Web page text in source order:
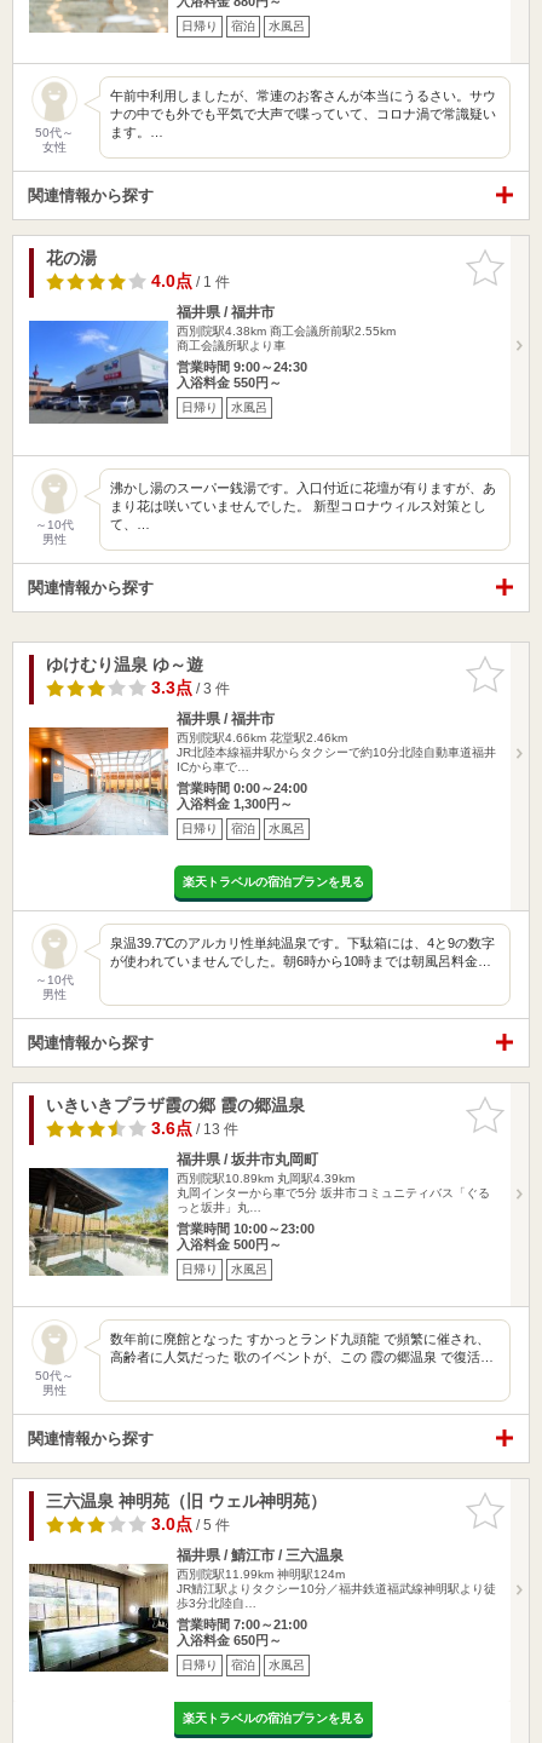
日帰り 宿泊 水風呂
50代～
女性
午前中利用しましたが、常連のお客さんが本当にうるさい。サウ
ナの中でも外でも平気で大声で喋っていて、コロナ渦で常識疑い
ます。…
関連情報から探す
お気に入
りに追加
花の湯
4.0点/ 1 件
福井県 / 福井市
西別院駅4.38km 商工会議所前駅2.55km
商工会議所駅より車
営業時間 9:00～24:30
入浴料金 550円～
日帰り 水風呂
～10代
男性
沸かし湯のスーパー銭湯です。入口付近に花壇が有りますが、あ
まり花は咲いていませんでした。 新型コロナウィルス対策とし
て、…
関連情報から探す
お気に入
りに追加
ゆけむり温泉 ゆ～遊
3.3点/ 3 件
福井県 / 福井市
西別院駅4.66km 花堂駅2.46km
JR北陸本線福井駅からタクシーで約10分北陸自動車道福井
ICから車で…
営業時間 0:00～24:00
入浴料金 1,300円～
日帰り 宿泊 水風呂
楽天トラベルの宿泊プランを見る
～10代
男性
泉温39.7℃のアルカリ性単純温泉です。下駄箱には、4と9の数字
が使われていませんでした。朝6時から10時までは朝風呂料金…
関連情報から探す
お気に入
りに追加
いきいきプラザ霞の郷 霞の郷温泉
3.6点/ 13 件
福井県 / 坂井市丸岡町
西別院駅10.89km 丸岡駅4.39km
丸岡インターから車で5分 坂井市コミュニティバス「ぐる
っと坂井」丸…
営業時間 10:00～23:00
入浴料金 500円～
日帰り 水風呂
50代～
男性
数年前に廃館となった すかっとランド九頭龍 で頻繁に催され、
高齢者に人気だった 歌のイベントが、この 霞の郷温泉 で復活…
関連情報から探す
お気に入
りに追加
三六温泉 神明苑（旧 ウェル神明苑）
3.0点/ 5 件
福井県 / 鯖江市 / 三六温泉
西別院駅11.99km 神明駅124m
JR鯖江駅よりタクシー10分／福井鉄道福武線神明駅より徒
歩3分北陸自…
営業時間 7:00～21:00
入浴料金 650円～
日帰り 宿泊 水風呂
楽天トラベルの宿泊プランを見る